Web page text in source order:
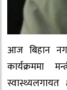
आज बिहान
कार्यक्रममा